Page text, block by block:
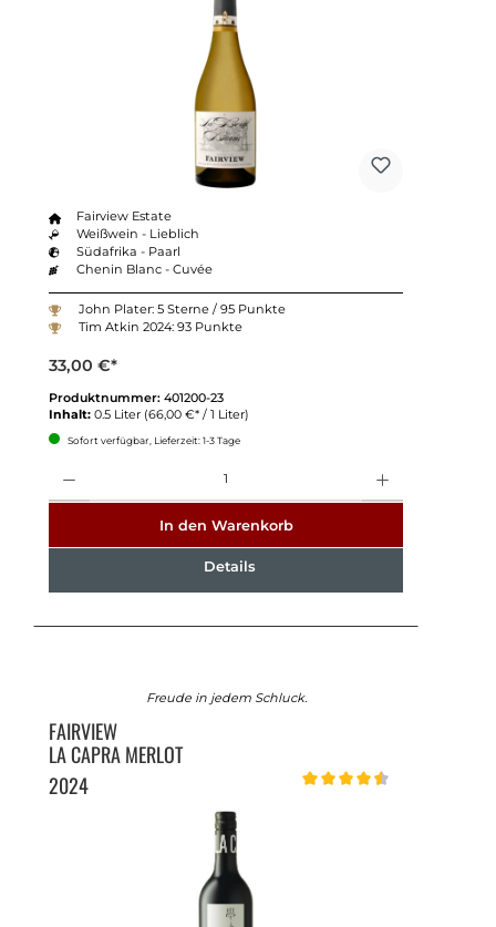
Fairview Estate
Weißwein - Lieblich
Südafrika - Paarl
Chenin Blanc - Cuvée
John Plater: 5 Sterne / 95 Punkte
Tim Atkin 2024: 93 Punkte
33,00 €*
Produktnummer: 401200-23
Inhalt: 0.5 Liter (66,00 €* / 1 Liter)
Sofort verfügbar, Lieferzeit: 1-3 Tage
In den Warenkorb
Details
Freude in jedem Schluck.
FAIRVIEW
LA CAPRA MERLOT
2024